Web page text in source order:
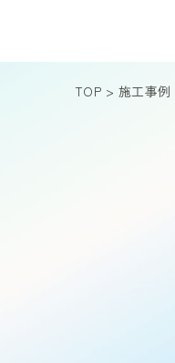
TOP > 施工事例